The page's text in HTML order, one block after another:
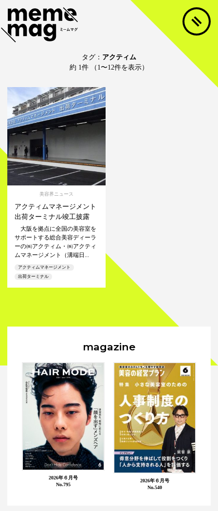
タグ： アクティム
約 1件 （1〜12件を表示）
美容界ニュース
アクティムマネージメント
出荷ターミナル竣工披露
大阪を拠点に全国の美容室を
サポートする総合美容ディーラ
ーの㈱アクティム・㈱アクティ
ムマネージメント（溝端日...
アクティムマネージメント
出荷ターミナル
magazine
2026年６月号
No.795
2026年６月号
No.540